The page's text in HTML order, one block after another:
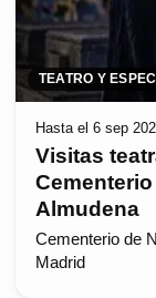
TEATRO Y
Hasta el 6 sep
Visitas
Almudena
Cementerio de
Madrid